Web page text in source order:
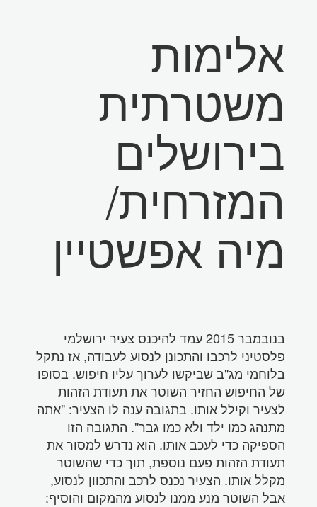
אלימות
משטרתית
בירושלים
המזרחית/
מיה אפשטיין
בנובמבר 2015 עמד להיכנס צעיר ירושלמי
פלסטיני לרכבו והתכונן לנסוע לעבודה, אז נתקל
בלוחמי מג"ב שביקשו לערוך עליו חיפוש. בסופו
של החיפוש החזיר השוטר את תעודת הזהות
לצעיר וקילל אותו. בתגובה ענה לו הצעיר: "אתה
מתנהג כמו ילד ולא כמו גבר". התגובה הזו
הספיקה כדי לעכב אותו. הוא נדרש למסור את
תעודת הזהות פעם נוספת, תוך כדי שהשוטר
מקלל אותו. הצעיר נכנס לרכב והתכוון לנסוע,
אבל השוטר מנע ממנו לנסוע מהמקום והוסיף: